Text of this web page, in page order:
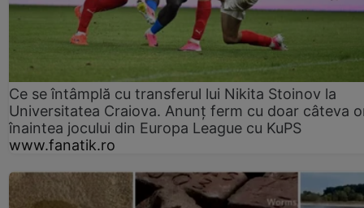
Ce se întâmplă cu transferul lui Nikita Stoinov la
Universitatea Craiova. Anunț ferm cu doar câteva
înaintea jocului din Europa League cu KuPS
www.fanatik.ro